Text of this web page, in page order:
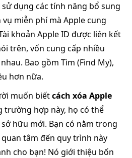
dụng các tính năng bổ sung
miễn phí mà Apple cung
khoản Apple ID được liên kết
trên, vốn cung cấp nhiều
Bao gồm Tìm (Find My),
hơn nữa.
muốn biếtcách xóa Apple
trường hợp này, họ có thể
hữu mới. Bạn có nằm trong
tâm đến quy trình này
cho bạn! Nó giới thiệu bốn